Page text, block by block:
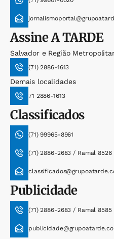
AssineA TARDE
Salvador e Região
(71) 2886-1613
Demais localidades
71 2886-1613
Classificados
(71) 99965-8961
(71) 2886-2683 / Ramal 8526
Publicidade
(71) 2886-2683 / Ramal 8585